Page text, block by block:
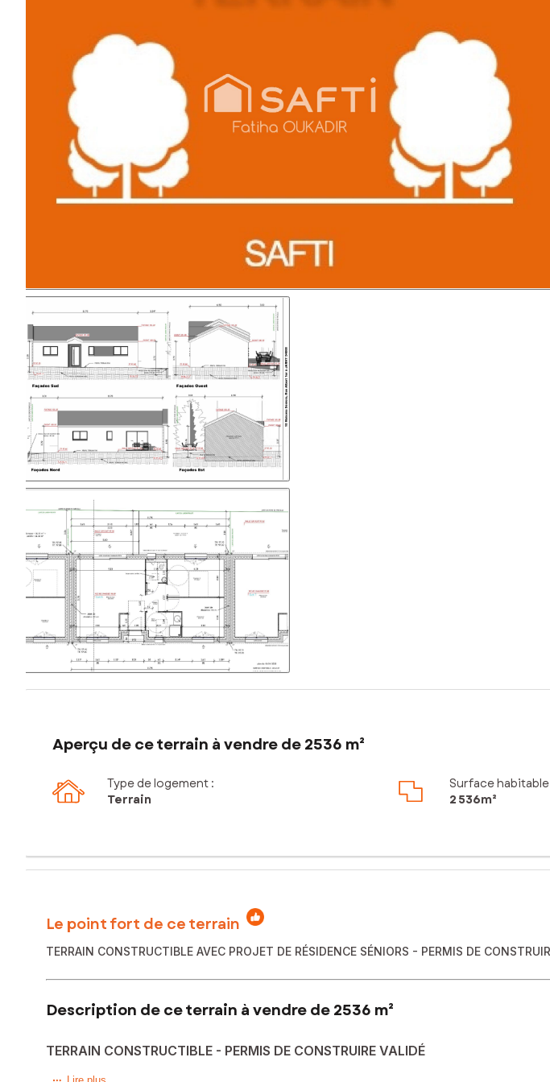
Aperçu de ce terrain à vendre de 2536 m²
Type de logement :
Terrain
Surface habitable
2 536m²
Le point fort de ce terrain
TERRAIN CONSTRUCTIBLE AVEC PROJET DE RÉSIDENCE SÉNIORS - PERMIS DE
Description de ce terrain à vendre de 2536 m²
TERRAIN CONSTRUCTIBLE - PERMIS DE CONSTRUIRE VALIDÉ